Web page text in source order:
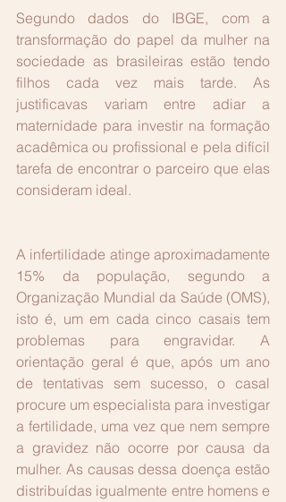
Segundo dados do IBGE, com a
transformação do papel da mulher na
sociedade as brasileiras estão tendo
filhos cada vez mais tarde. As
justificavas variam entre adiar a
maternidade para investir na formação
acadêmica ou profissional e pela difícil
tarefa de encontrar o parceiro que elas
consideram ideal.
A infertilidade atinge aproximadamente
15% da população, segundo a
Organização Mundial da Saúde (OMS),
isto é, um em cada cinco casais tem
problemas para engravidar. A
orientação geral é que, após um ano
de tentativas sem sucesso, o casal
procure um especialista para investigar
a fertilidade, uma vez que nem sempre
a gravidez não ocorre por causa da
mulher. As causas dessa doença estão
distribuídas igualmente entre homens e